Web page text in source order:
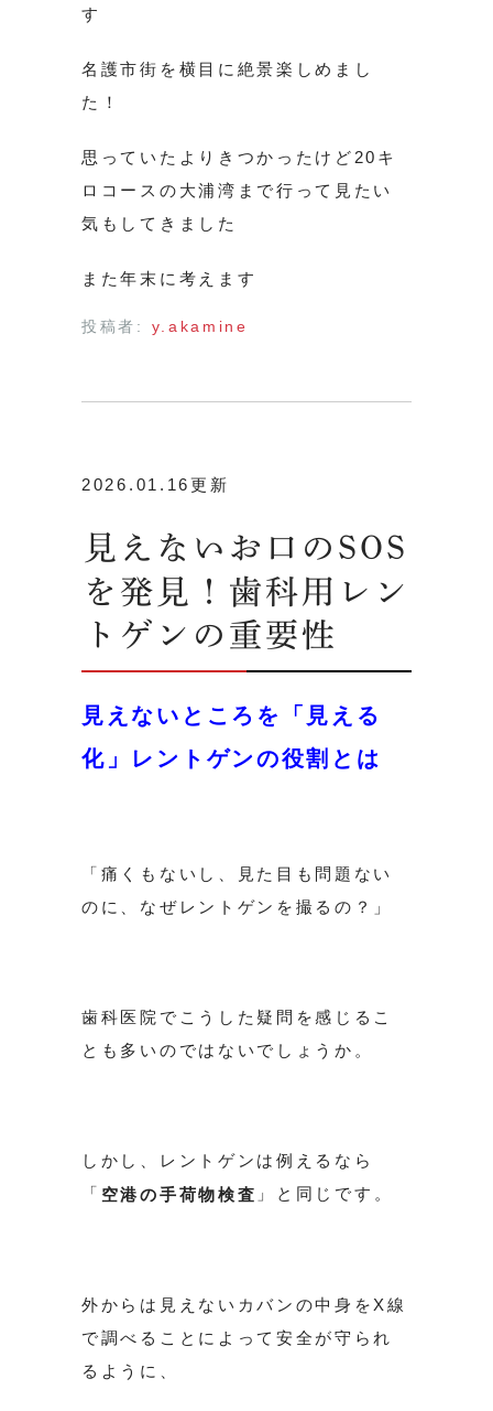
す
名護市街を横目に絶景楽しめまし
た！
思っていたよりきつかったけど20キ
ロコースの大浦湾まで行って見たい
気もしてきました
また年末に考えます
投稿者: y.akamine
2026.01.16更新
見えないお口のSOS
を発見！歯科用レン
トゲンの重要性
見えないところを「見える
化」レントゲンの役割とは
「痛くもないし、見た目も問題ない
のに、なぜレントゲンを撮るの？」
歯科医院でこうした疑問を感じるこ
とも多いのではないでしょうか。
しかし、レントゲンは例えるなら
「 空港の手荷物検査 」と同じです。
外からは見えないカバンの中身をX線
で調べることによって安全が守られ
るように、